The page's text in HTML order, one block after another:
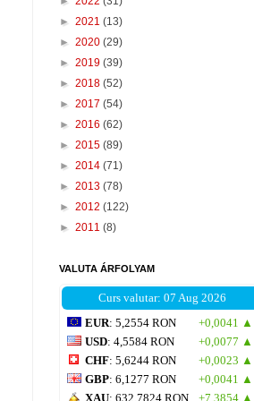
► 2021 (13)
► 2020 (29)
► 2019 (39)
► 2018 (52)
► 2017 (54)
► 2016 (62)
► 2015 (89)
► 2014 (71)
► 2013 (78)
► 2012 (122)
► 2011 (8)
VALUTA ÁRFOLYAM
Curs valutar: 07 Aug 2026
EUR: 5,2554 RON
+0,0041 ▲
USD: 4,5584 RON
+0,0077 ▲
CHF: 5,6244 RON
+0,0023 ▲
GBP: 6,1277 RON
+0,0041 ▲
XAU: 632,7824 RON
+7,3854 ▲